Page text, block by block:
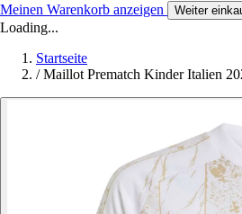
Meinen Warenkorb anzeigen Weiter
Loading...
Startseite
/ Maillot Prematch Kinder Italien